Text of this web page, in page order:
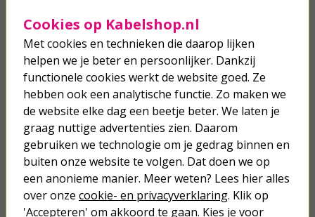
Batterijvervanger | 2x AAA |
Lumineo (3 meter, Binnen)
6,75
Batterijvervanger | 3x AAA |
Lumineo (3 meter, Binnen)
7,95
7,55
Cookies op Kabelshop.nl
Met cookies en technieken die daarop lijken
helpen we je beter en persoonlijker. Dankzij
functionele cookies werkt de website goed. Ze
hebben ook een analytische functie. Zo maken we
de website elke dag een beetje beter. We laten je
graag nuttige advertenties zien. Daarom
gebruiken we technologie om je gedrag binnen en
buiten onze website te volgen. Dat doen we op
een anonieme manier. Meer weten? Lees hier alles
over onze cookie- en privacyverklaring. Klik op
'Accepteren' om akkoord te gaan. Kies je voor